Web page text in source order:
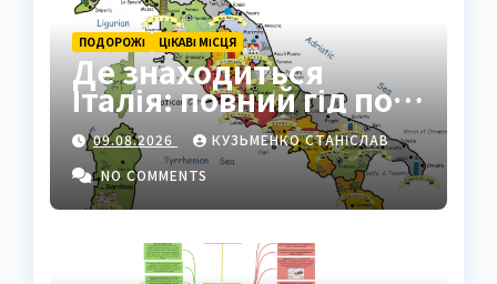
ПОДОРОЖІ ЦІКАВІ МІСЦЯ
Де знаходиться
Італія: повний гід по
географії країни
09.08.2026
КУЗЬМЕНКО СТАНІСЛАВ
NO COMMENTS